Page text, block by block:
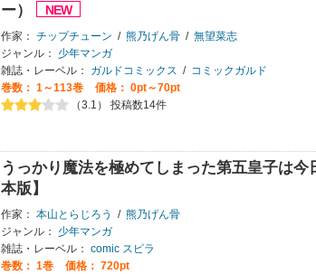
ー）
作家： チップチューン / 熊乃げん骨 / 無望菜志
ジャンル：
少年マンガ
雑誌・レーベル：
ガルドコミックス / コミックガルド
巻数： 1～113巻
価格： 0pt～70pt
（3.1） 投稿数14件
うっかり魔法を極めてしまった第五皇子は
本版】
作家： 本山とらじろう / 熊乃げん骨
ジャンル：
少年マンガ
雑誌・レーベル： comic スピラ
巻数： 1巻
価格： 720pt